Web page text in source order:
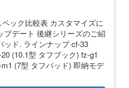
ック比較表 カスタマイズに
プデート 後継シリーズのご紹
ッド. ラインナップ cf-33
(10.1型 タフブック) fz-g1
(7型 タフパッド) 即納モデ